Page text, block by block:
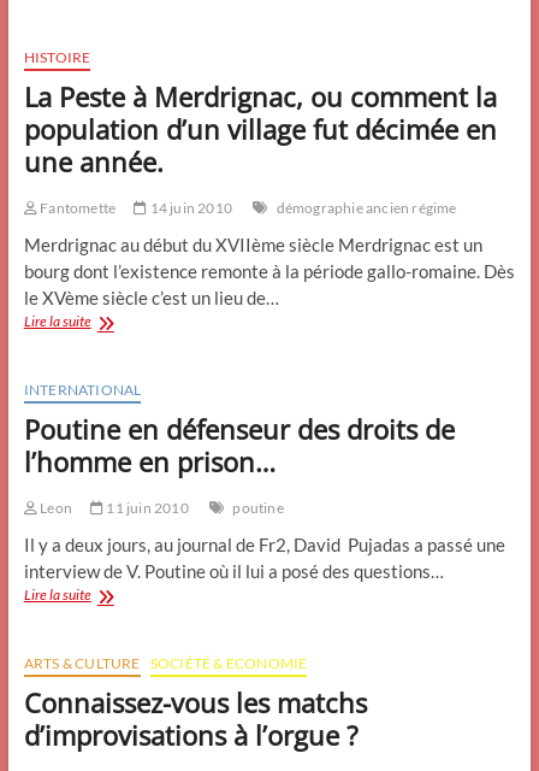
et
Cinématographique
de
l’Armée
en
Sibérie
Russie
nord
en
1919
HISTOIRE
La Peste à Merdrignac, ou comment la
population d’un village fut décimée en
une année.
Fantomette 14 juin 2010 démographie ancien régime
Merdrignac au début du XVIIème siècle Merdrignac est un
bourg dont l’existence remonte à la période gallo-romaine. Dès
le XVème siècle c’est un lieu de…
Lire la suiteLa
Merdrignac,
ou
comment
population
village
décimée
en
une
INTERNATIONAL
Poutine en défenseur des droits de
l’homme en prison…
Leon 11 juin 2010 poutine
Il y a deux jours, au journal de Fr2, David Pujadas a passé une
interview de V. Poutine où il lui a posé des questions…
Lire la suitePoutine
des
droits
de
l’homme
en
ARTS & CULTURE SOCIÉTÉ & ECONOMIE
Connaissez-vous les matchs
d’improvisations à l’orgue ?